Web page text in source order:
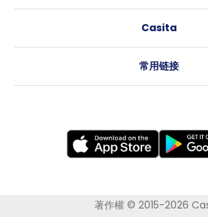
爱丁堡
利兹
考文垂
莱斯特
纽卡斯尔
布里斯班
阿德莱德
洛杉矶
Casita
常用链接
著作權 © 2015-2026